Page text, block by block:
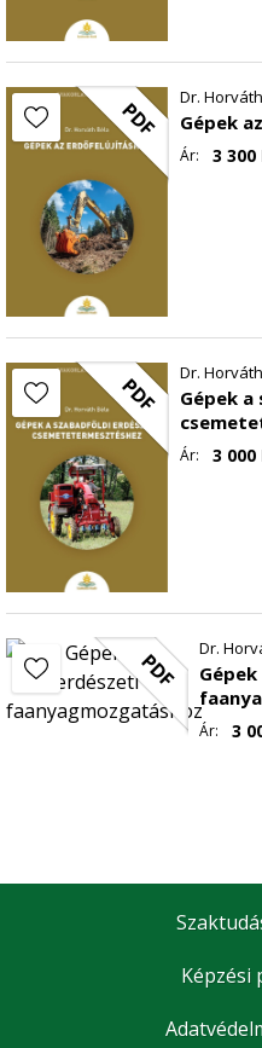
PDF Dr.
Gépek
Ár: 3 300
PDF Dr.
Gépek
Ár: 3 000
PDF Dr.
Ár: 3
Képzési